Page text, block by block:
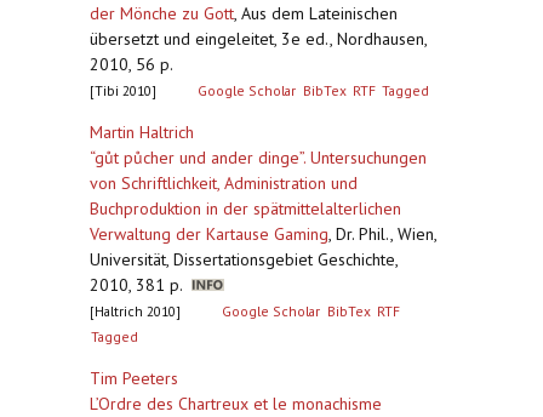
der Mönche zu Gott, Aus dem Lateinischen
übersetzt und eingeleitet, 3e ed., Nordhausen,
2010, 56 p.
[Tibi 2010] Google Scholar BibTex RTF Tagged
Martin Haltrich
“gůt půcher und ander dinge”. Untersuchungen
von Schriftlichkeit, Administration und
Buchproduktion in der spätmittelalterlichen
Verwaltung der Kartause Gaming, Dr. Phil., Wien,
Universität, Dissertationsgebiet Geschichte,
2010, 381 p.
[Haltrich 2010] Google Scholar BibTex RTF
Tagged
Tim Peeters
L’Ordre des Chartreux et le monachisme